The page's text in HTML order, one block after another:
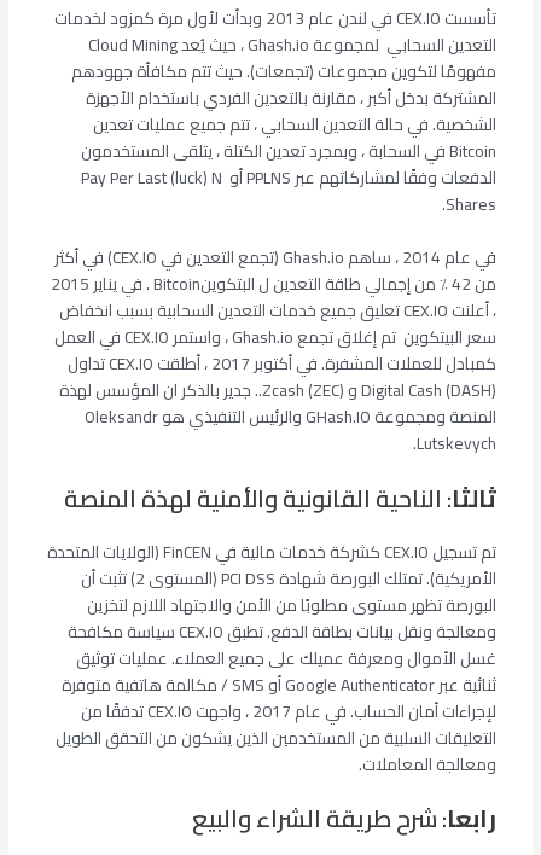
تأسست CEX.IO في لندن عام 2013 وبدأت لأول مرة كمزود لخدمات
التعدين السحابي لمجموعة Ghash.io ، حيث يُعد Cloud Mining
مفهومًا لتكوين مجموعات (تجمعات). حيث تتم مكافأة جهودهم
المشتركة بدخل أكبر ، مقارنة بالتعدين الفردي باستخدام الأجهزة
الشخصية. في حالة التعدين السحابي ، تتم جميع عمليات تعدين
Bitcoin في السحابة ، وبمجرد تعدين الكتلة ، يتلقى المستخدمون
الدفعات وفقًا لمشاركاتهم عبر PPLNS أو Pay Per Last (luck) N
Shares.
في عام 2014 ، ساهم Ghash.io (تجمع التعدين في CEX.IO) في أكثر
من 42 ٪ من إجمالي طاقة التعدين ل البتكوينBitcoin . في يناير 2015
، أعلنت CEX.IO تعليق جميع خدمات التعدين السحابية بسبب انخفاض
سعر البيتكوين تم إغلاق تجمع Ghash.io ، واستمر CEX.IO في العمل
كمبادل للعملات المشفرة. في أكتوبر 2017 ، أطلقت CEX.IO تداول
Digital Cash (DASH) و Zcash (ZEC).. جدير بالذكر ان المؤسس لهذة
المنصة ومجموعة GHash.IO والرئيس التنفيذي هو Oleksandr
Lutskevych.
ثالثا: الناحية القانونية والأمنية لهذة المنصة
تم تسجيل CEX.IO كشركة خدمات مالية في FinCEN (الولايات المتحدة
الأمريكية). تمتلك البورصة شهادة PCI DSS (المستوى 2) تثبت أن
البورصة تظهر مستوى مطلوبًا من الأمن والاجتهاد اللازم لتخزين
ومعالجة ونقل بيانات بطاقة الدفع. تطبق CEX.IO سياسة مكافحة
غسل الأموال ومعرفة عميلك على جميع العملاء. عمليات توثيق
ثنائية عبر Google Authenticator أو SMS / مكالمة هاتفية متوفرة
لإجراءات أمان الحساب. في عام 2017 ، واجهت CEX.IO تدفقًا من
التعليقات السلبية من المستخدمين الذين يشكون من التحقق الطويل
ومعالجة المعاملات.
رابعا: شرح طريقة الشراء والبيع